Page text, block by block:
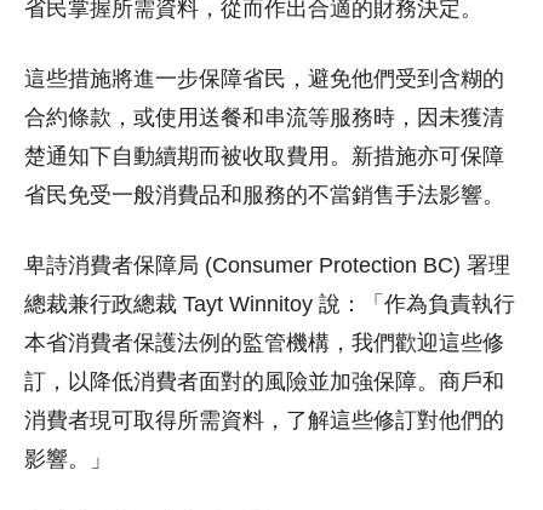
省民掌握所需資料，從而作出合適的財務決定。
這些措施將進一步保障省民，避免他們受到含糊的
合約條款，或使用送餐和串流等服務時，因未獲清
楚通知下自動續期而被收取費用。新措施亦可保障
省民免受一般消費品和服務的不當銷售手法影響。
卑詩消費者保障局 (Consumer Protection BC) 署理
總裁兼行政總裁 Tayt Winnitoy 說：「作為負責執行
本省消費者保護法例的監管機構，我們歡迎這些修
訂，以降低消費者面對的風險並加強保障。商戶和
消費者現可取得所需資料，了解這些修訂對他們的
影響。」